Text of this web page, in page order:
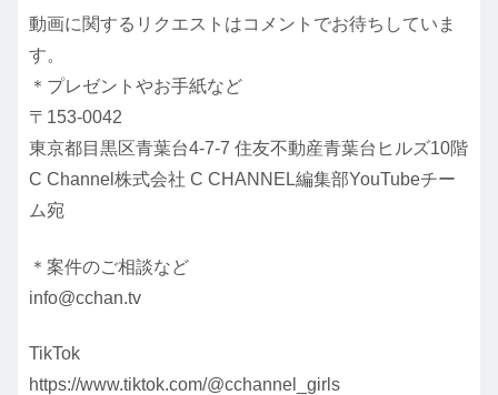
動画に関するリクエストはコメントでお待ちしていま
す。
＊プレゼントやお手紙など
〒153-0042
東京都目黒区青葉台4-7-7 住友不動産青葉台ヒルズ10階
C Channel株式会社 C CHANNEL編集部YouTubeチー
ム宛
＊案件のご相談など
info@cchan.tv
TikTok
https://www.tiktok.com/@cchannel_girls